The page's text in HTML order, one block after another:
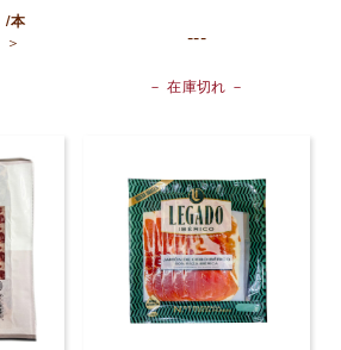
/本
＞
---
－ 在庫切れ －